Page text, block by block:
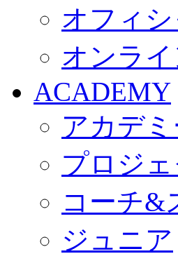
オフィ
オンラ
ACADEMY
アカデ
プロジェ
コーチ&
ジュニア